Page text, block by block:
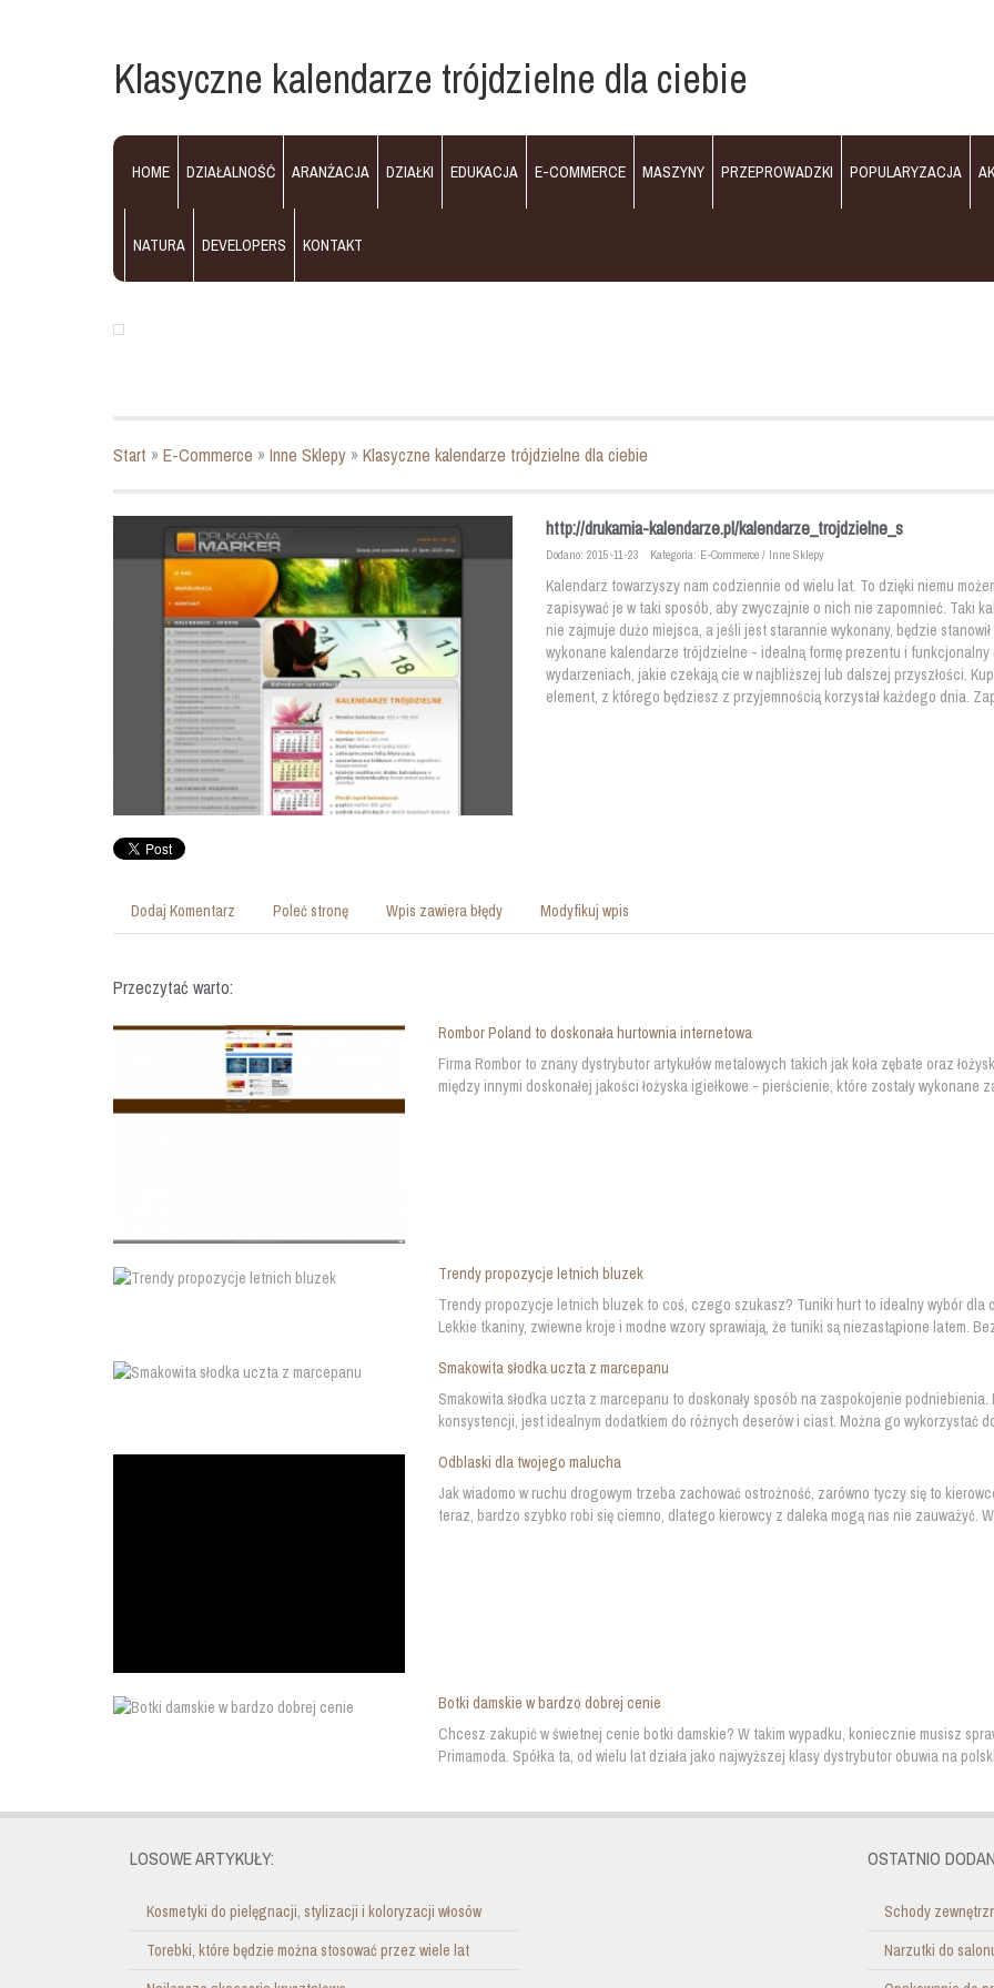
Klasyczne kalendarze trójdzielne dla ciebie
HOME DZIAŁALNOŚĆ ARANŻACJA DZIAŁKI EDUKACJA E-COMMERCE MASZYNY PRZEPROWADZKI POPULARYZACJA
NATURA DEVELOPERS KONTAKT
Start »E-Commerce »Inne Sklepy »Klasyczne kalendarze trójdzielne dla ciebie
http://drukarnia-kalendarze.pl/kalendarze_trojdzielne_s
Dodano: 2015-11-23 Kategoria: E-Commerce / Inne Sklepy
Kalendarz towarzyszy nam codziennie od wielu lat. To dzięki niemu
zapisywać je w taki sposób, aby zwyczajnie o nich nie zapomnieć. Taki
nie zajmuje dużo miejsca, a jeśli jest starannie wykonany, będzie
wykonane kalendarze trójdzielne - idealną formę prezentu i
wydarzeniach, jakie czekają cie w najbliższej lub dalszej przyszłości.
element, z którego będziesz z przyjemnością korzystał każdego dnia.
Dodaj Komentarz Poleć stronę Wpis zawiera błędy Modyfikuj wpis
Przeczytać warto:
Rombor Poland to doskonała hurtownia internetowa
Firma Rombor to znany dystrybutor artykułów metalowych takich jak koła zębate oraz
między innymi doskonałej jakości łożyska igiełkowe - pierścienie, które zostały wykonane
Trendy propozycje letnich bluzek
Trendy propozycje letnich bluzek to coś, czego szukasz? Tuniki hurt to idealny wybór dla
Lekkie tkaniny, zwiewne kroje i modne wzory sprawiają, że tuniki są niezastąpione latem.
Smakowita słodka uczta z marcepanu
Smakowita słodka uczta z marcepanu to doskonały sposób na zaspokojenie
konsystencji, jest idealnym dodatkiem do różnych deserów i ciast. Można go
Odblaski dla twojego malucha
Jak wiadomo w ruchu drogowym trzeba zachować ostrożność, zarówno tyczy się to
teraz, bardzo szybko robi się ciemno, dlatego kierowcy z daleka mogą nas nie zauważyć.
Botki damskie w bardzo dobrej cenie
Chcesz zakupić w świetnej cenie botki damskie? W takim wypadku, koniecznie musisz
Primamoda. Spółka ta, od wielu lat działa jako najwyższej klasy dystrybutor obuwia na
LOSOWE ARTYKUŁY:
Kosmetyki do pielęgnacji, stylizacji i koloryzacji włosów
Torebki, które będzie można stosować przez wiele lat
OSTATNIO
Schody
Narzutki do